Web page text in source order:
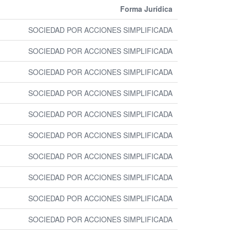
Forma Jurídica
SOCIEDAD POR ACCIONES SIMPLIFICADA
SOCIEDAD POR ACCIONES SIMPLIFICADA
SOCIEDAD POR ACCIONES SIMPLIFICADA
SOCIEDAD POR ACCIONES SIMPLIFICADA
SOCIEDAD POR ACCIONES SIMPLIFICADA
SOCIEDAD POR ACCIONES SIMPLIFICADA
SOCIEDAD POR ACCIONES SIMPLIFICADA
SOCIEDAD POR ACCIONES SIMPLIFICADA
SOCIEDAD POR ACCIONES SIMPLIFICADA
SOCIEDAD POR ACCIONES SIMPLIFICADA